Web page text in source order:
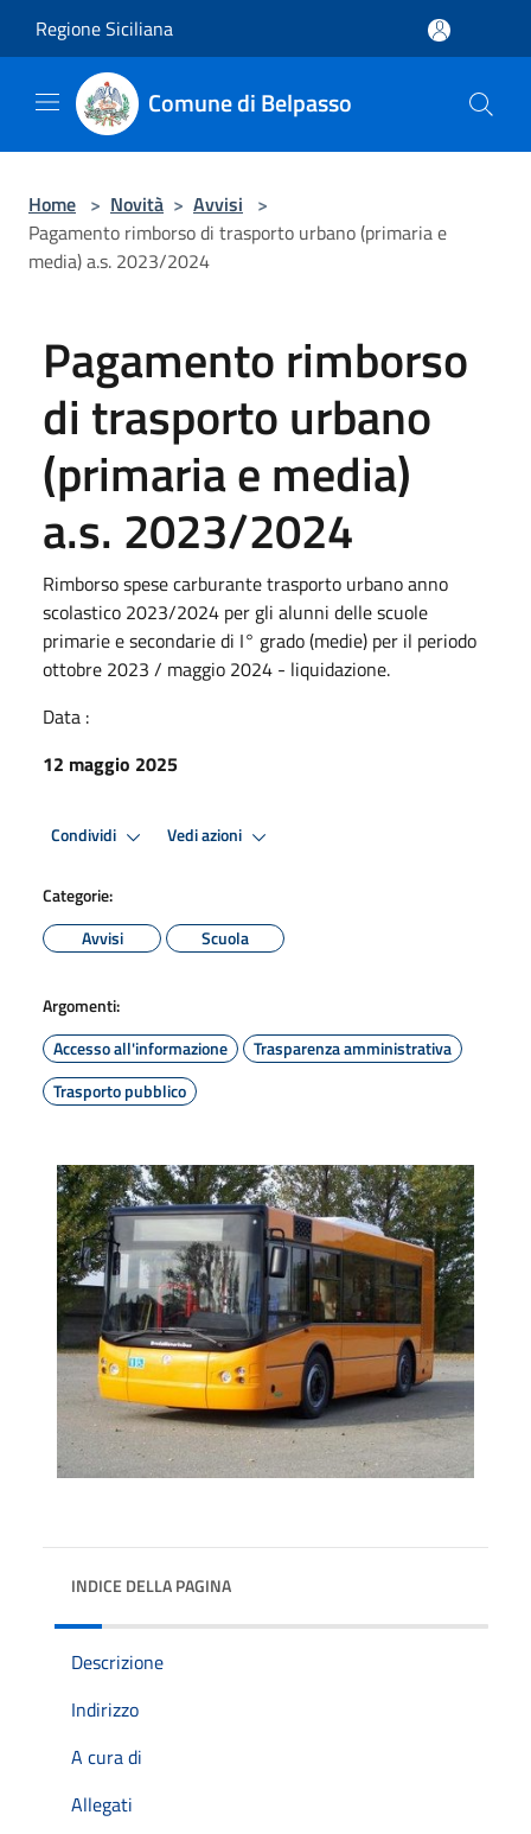
Regione Siciliana
Comune di Belpasso
Home > Novità > Avvisi >
Pagamento rimborso di trasporto urbano (primaria e
media) a.s. 2023/2024
Pagamento rimborso
di trasporto urbano
(primaria e media)
a.s. 2023/2024
Rimborso spese carburante trasporto urbano anno
scolastico 2023/2024 per gli alunni delle scuole
primarie e secondarie di I° grado (medie) per il periodo
ottobre 2023 / maggio 2024 - liquidazione.
Data :
12 maggio 2025
Condividi Vedi azioni
Categorie:
Avvisi
Scuola
Argomenti:
Accesso all'informazione
Trasparenza amministrativa
Trasporto pubblico
INDICE DELLA PAGINA
Descrizione
Indirizzo
A cura di
Allegati